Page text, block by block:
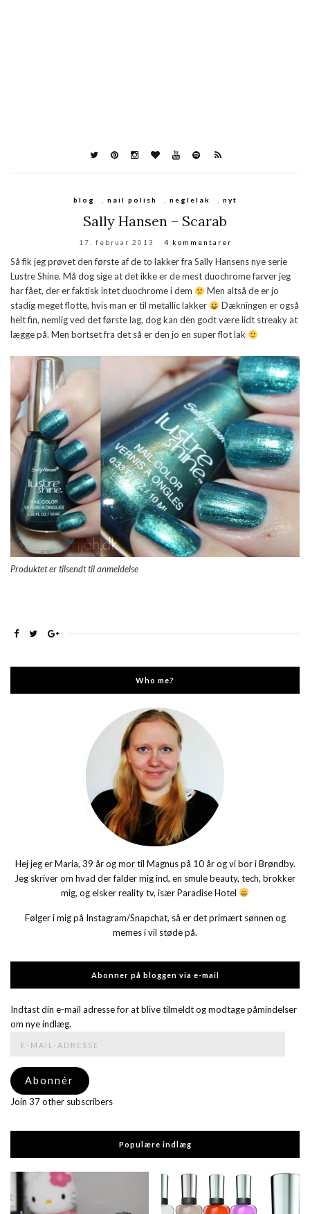
blog , nail polish , neglelak , nyt
Sally Hansen – Scarab
17. februar 2013 4 kommentarer
Så fik jeg prøvet den første af de to lakker fra Sally Hansens nye serie
Lustre Shine. Må dog sige at det ikke er de mest duochrome farver jeg
har fået, der er faktisk intet duochrome i dem
Men altså de er jo
stadig meget flotte, hvis man er til metallic lakker
Dækningen er også
helt fin, nemlig ved det første lag, dog kan den godt være lidt streaky at
lægge på. Men bortset fra det så er den jo en super flot lak
Produktet er tilsendt til anmeldelse
Who me?
Hej jeg er Maria, 39 år og mor til Magnus på 10 år og vi bor i Brøndby.
Jeg skriver om hvad der falder mig ind, en smule beauty, tech, brokker
mig, og elsker reality tv, især Paradise Hotel
Følger i mig på Instagram/Snapchat, så er det primært sønnen og
memes i vil støde på.
Abonner på bloggen via e-mail
Indtast din e-mail adresse for at blive tilmeldt og modtage påmindelser
om nye indlæg.
mail-
adresse
Abonnér
Join 37 other subscribers
Populære indlæg